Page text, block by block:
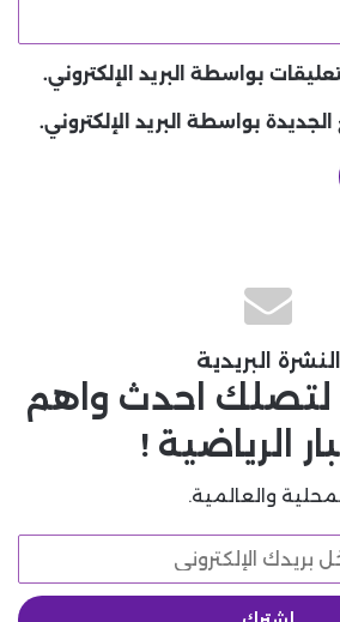
بواسطة البريد الإلكتروني.
بواسطة البريد الإلكتروني.
النشرة البريدية
لتصلك احدث واهم
الرياضية !
والعالمية.